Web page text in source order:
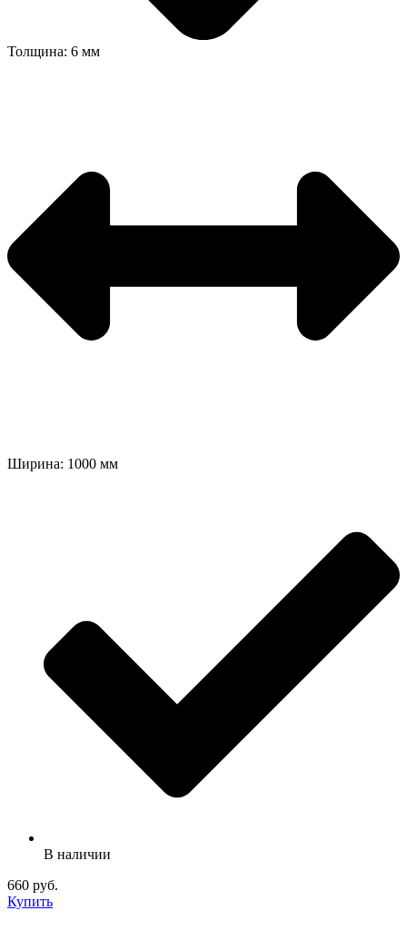
Толщина: 6 мм
Ширина: 1000 мм
В наличии
660 руб.
Купить